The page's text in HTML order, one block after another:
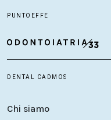
Chi siamo